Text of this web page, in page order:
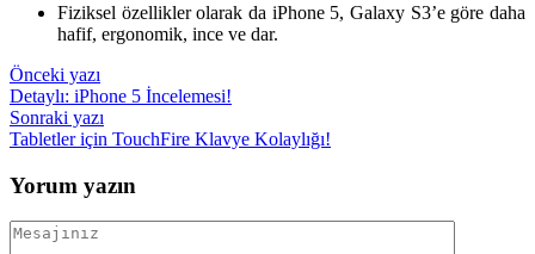
Fiziksel özellikler olarak da iPhone 5, Galaxy S3’e göre daha
hafif, ergonomik, ince ve dar.
Yazı
gezinmesi
Önceki yazı
Detaylı: iPhone 5 İncelemesi!
Sonraki yazı
Tabletler için TouchFire Klavye Kolaylığı!
Yorum yazın